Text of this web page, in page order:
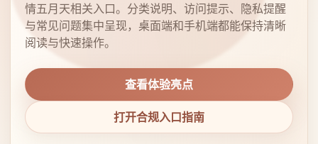
情五月天相关入口。分类说明、访问提示、隐私提醒
与常见问题集中呈现，桌面端和手机端都能保持清晰
阅读与快速操作。
查看体验亮点
打开合规入口指南